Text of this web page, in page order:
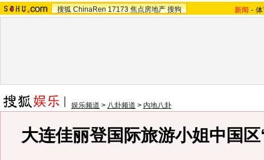
搜狐 ChinaRen 17173 焦点房地产 搜狗 新闻 -
娱乐频道 > 八卦频道 > 内地八卦
大连佳丽登国际旅游小姐中国